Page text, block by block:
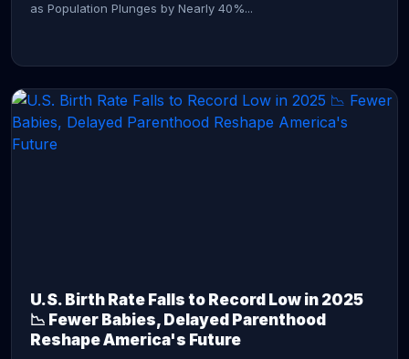
as Population Plunges by Nearly 40%...
U.S. Birth Rate Falls to Record Low in 2025
📉 Fewer Babies, Delayed Parenthood
Reshape America's Future